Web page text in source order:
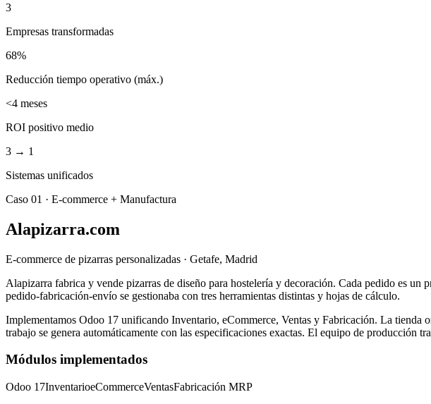
3
Empresas transformadas
68%
Reducción tiempo operativo (máx.)
<4 meses
ROI positivo medio
3 → 1
Sistemas unificados
Caso 01 · E-commerce + Manufactura
Alapizarra.com
E-commerce de pizarras personalizadas · Getafe, Madrid
Alapizarra fabrica y vende pizarras de diseño para hostelería y decoración. Cada pedido es
pedido-fabricación-envío se gestionaba con tres herramientas distintas y hojas de cálculo.
Implementamos Odoo 17 unificando Inventario, eCommerce, Ventas y Fabricación. La tienda
trabajo se genera automáticamente con las especificaciones exactas. El equipo de producción
Módulos implementados
Odoo 17InventarioeCommerceVentasFabricación MRP